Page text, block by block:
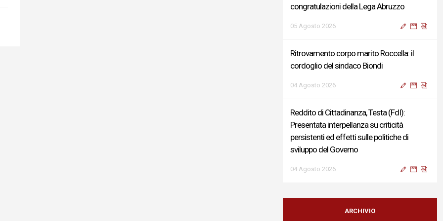
congratulazioni della Lega Abruzzo
05 Agosto 2026
Ritrovamento corpo marito Roccella: il
cordoglio del sindaco Biondi
04 Agosto 2026
Reddito di Cittadinanza, Testa (FdI):
Presentata interpellanza su criticità
persistenti ed effetti sulle politiche di
sviluppo del Governo
04 Agosto 2026
Sigismondi, Liris e Testa: “Profondo
cordoglio e vicinanza al Ministro Roccella e
ARCHIVIO